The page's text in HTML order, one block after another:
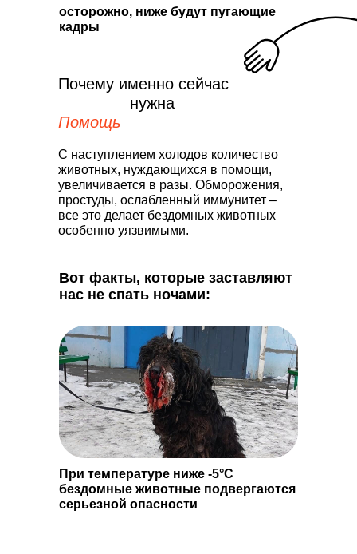
При температуре ниже -5°C
бездомные животные подвергаются
серьезной опасности
Вот факты, которые заставляют
нас не спать ночами:
С наступлением холодов количество
животных, нуждающихся в помощи,
увеличивается в разы. Обморожения,
простуды, ослабленный иммунитет –
все это делает бездомных животных
особенно уязвимыми.
осторожно, ниже будут пугающие
кадры
Помощь
нужна
Почему именно сейчас